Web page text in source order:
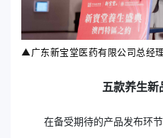
▲广东新宝堂医药有限公司总经
五款养生新
在备受期待的产品发布环